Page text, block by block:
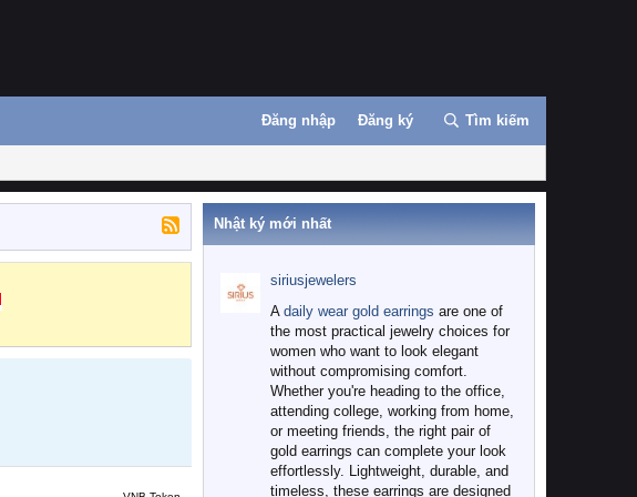
Đăng nhập Đăng ký Tìm kiếm
Nhật ký mới nhất
siriusjewelers
A daily wear gold earrings are one of
the most practical jewelry choices for
women who want to look elegant
without compromising comfort.
Whether you're heading to the office,
attending college, working from home,
or meeting friends, the right pair of
gold earrings can complete your look
effortlessly. Lightweight, durable, and
timeless, these earrings are designed